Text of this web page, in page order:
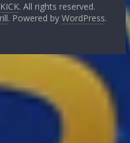
. All rights reserved.
. Powered by WordPress.